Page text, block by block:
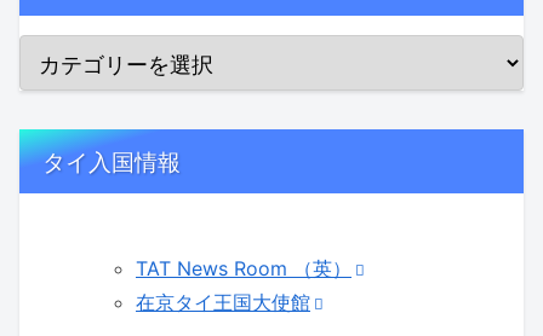
タイ入国情報
TAT News Room （英）
在京タイ王国大使館